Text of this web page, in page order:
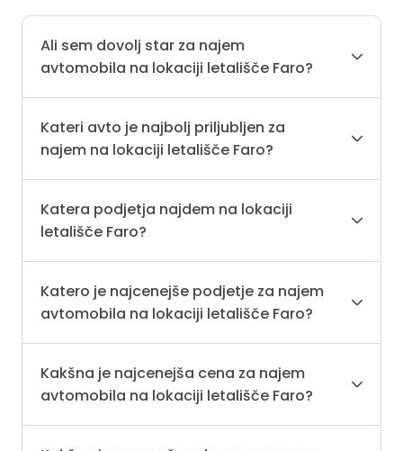
Ali sem dovolj star za najem
avtomobila na lokaciji letališče Faro?
Kateri avto je najbolj priljubljen za
najem na lokaciji letališče Faro?
Katera podjetja najdem na lokaciji
letališče Faro?
Katero je najcenejše podjetje za najem
avtomobila na lokaciji letališče Faro?
Kakšna je najcenejša cena za najem
avtomobila na lokaciji letališče Faro?